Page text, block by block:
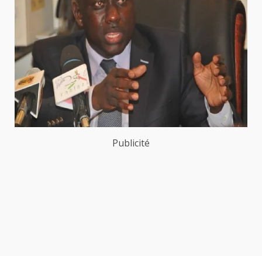
Publicité